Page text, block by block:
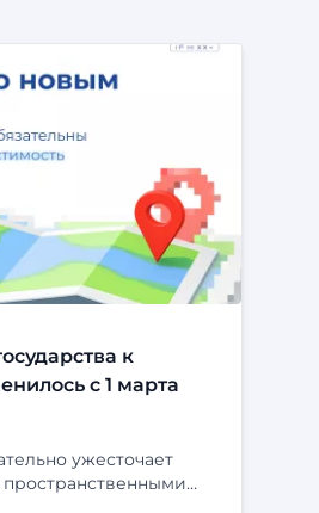
к
с 1 марта
ужесточает